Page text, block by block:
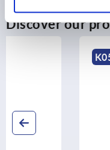
Discover our